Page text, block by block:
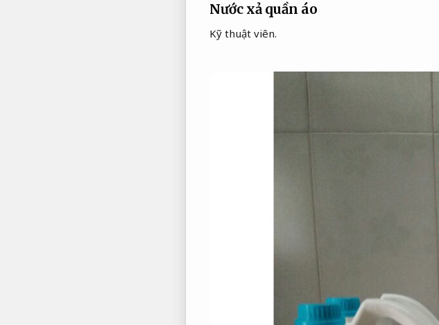
Nước xả quần áo
Kỹ thuật viên.